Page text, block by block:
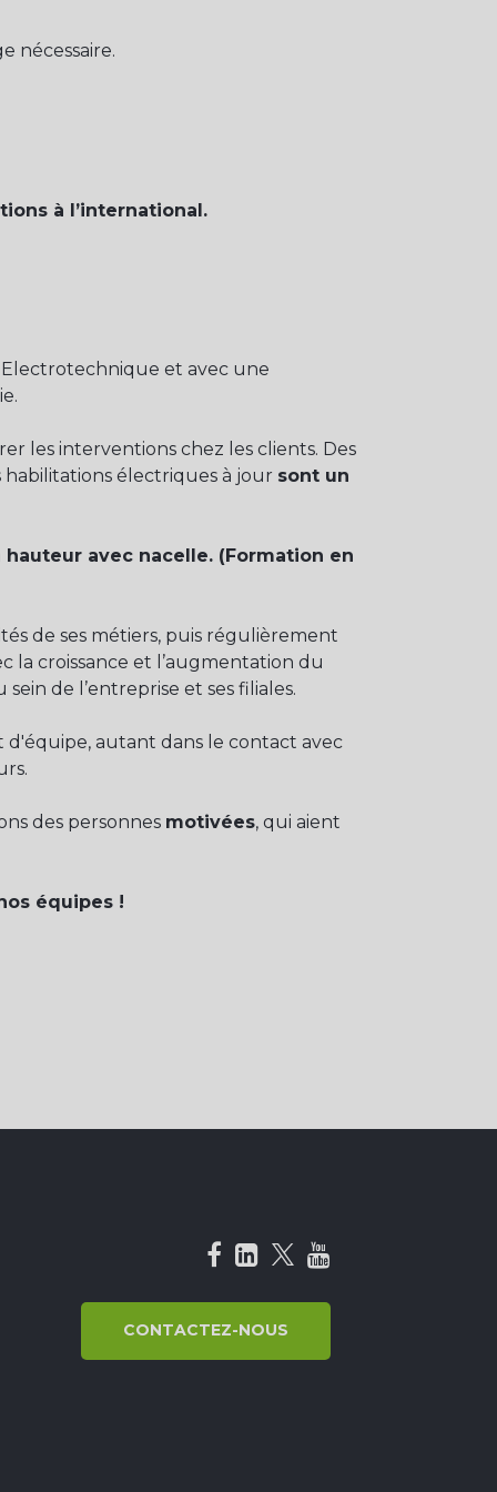
nécessaire.
à l’international.
Electrotechnique et avec une
les interventions chez les clients. Des
habilitations électriques à jour sont un
avec nacelle. (Formation en
de ses métiers, puis régulièrement
la croissance et l’augmentation du
de l’entreprise et ses filiales.
autant dans le contact avec
des personnes motivées, qui aient
équipes !
CONTACTEZ-NOUS